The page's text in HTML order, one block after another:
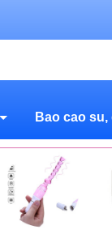
Bao cao